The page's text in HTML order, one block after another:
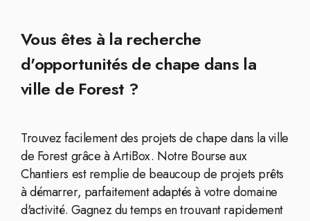
Vous êtes à la recherche
d'opportunités de chape dans la
ville de Forest ?
Trouvez facilement des projets de chape dans la ville
de Forest grâce à ArtiBox. Notre Bourse aux
Chantiers est remplie de beaucoup de projets prêts
à démarrer, parfaitement adaptés à votre domaine
d'activité. Gagnez du temps en trouvant rapidement